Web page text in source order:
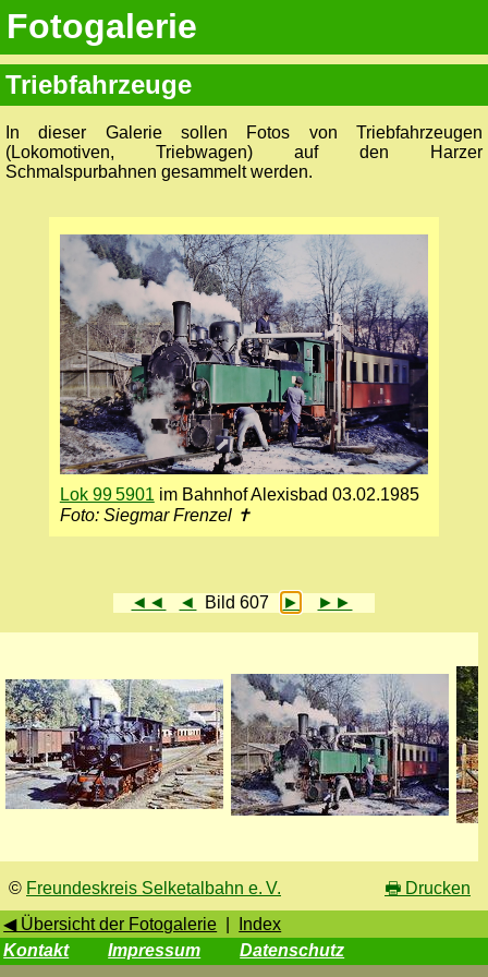
Fotogalerie
Triebfahrzeuge
In dieser Galerie sollen Fotos von Triebfahrzeugen
(Lokomotiven, Triebwagen) auf den Harzer
Schmalspurbahnen gesammelt werden.
Lok 99 5901 im Bahnhof Alexisbad 03.02.1985
Foto: Siegmar Frenzel ✝
◄◄ ◄ Bild 607 ► ►►
© Freundeskreis Selketalbahn e. V. 🖶 Drucken
◀ Übersicht der Fotogalerie
Index
Kontakt
Impressum Datenschutz